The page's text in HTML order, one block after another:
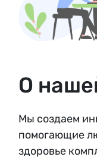
О
Мы создаем
помогающие
здоровье